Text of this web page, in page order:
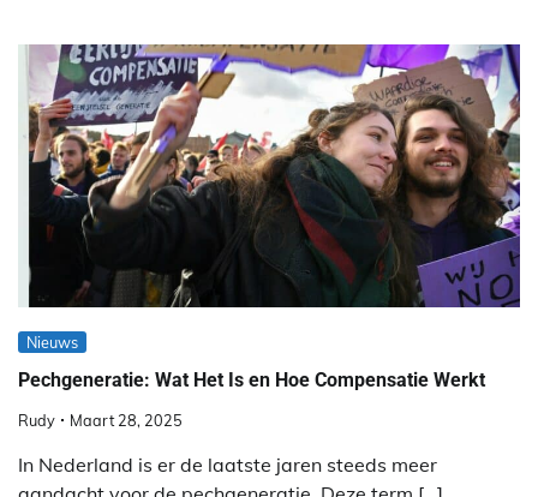
Nieuws
Pechgeneratie: Wat Het Is en Hoe Compensatie Werkt
Rudy Maart 28, 2025
In Nederland is er de laatste jaren steeds meer